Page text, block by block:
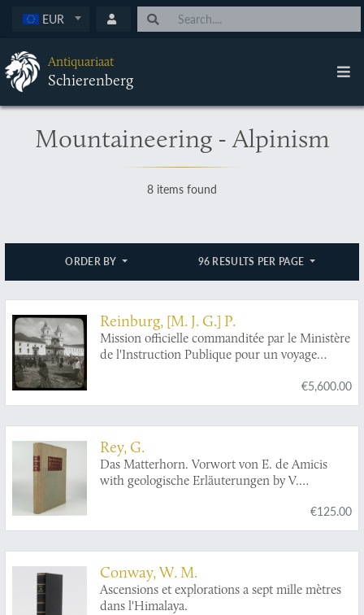
EUR
Antiquariaat
Schierenberg
Mountaineering - Alpinism
8 items found
ORDER BY 96 RESULTS PER PAGE
Reinburg, [M. J. G.] P.
Mission officielle commanditée par le Ministère
de l'Instruction Publique pour un voyage
€5,600.00
Rey, G.
Das Matterhorn. Vorwort von E. de Amicis
with geologische Erläuterungen by V.
€125.00
Conway, W. M.
Ascensions et explorations a sept mille mètres
dans l'Himalaya.